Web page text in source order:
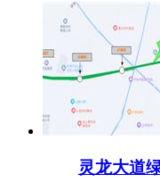
灵龙大道